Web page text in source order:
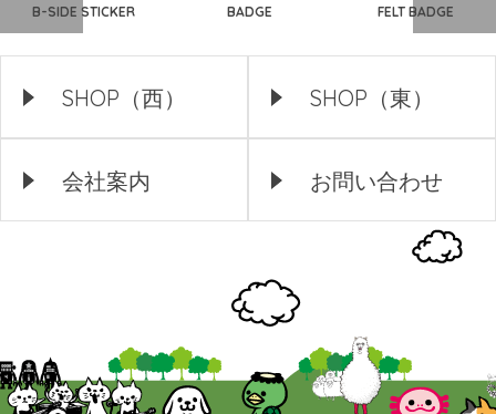
B-SIDE STICKER BADGE FELT BADGE
SHOP（西） SHOP（東）
会社案内 お問い合わせ